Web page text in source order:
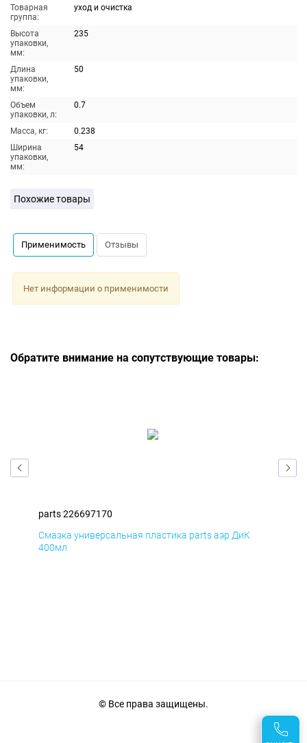
Товарная
группа:
уход и очистка
Высота
упаковки,
мм:
235
Длина
упаковки,
мм:
50
Объем
упаковки, л:
0.7
Масса, кг:
0.238
Ширина
упаковки,
мм:
54
Похожие товары
Применимость Отзывы
Нет информации о применимости
Обратите внимание на сопутствующие товары:
parts 226697170
Смазка универсальная пластика parts аэр ДиК
400мл
© Все права защищены.